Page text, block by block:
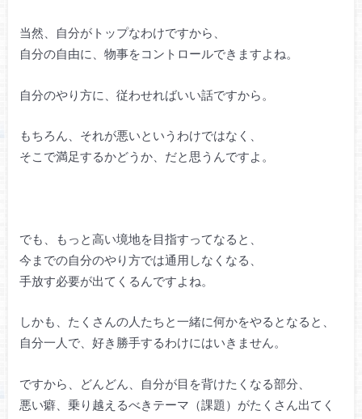
当然、自分がトップなわけですから、
自分の自由に、物事をコントロールできますよね。
自分のやり方に、従わせればいい話ですから。
もちろん、それが悪いというわけではなく、
そこで満足するかどうか、だと思うんですよ。
でも、もっと高い境地を目指すってなると、
今までの自分のやり方では通用しなくなる、
手放す必要が出てくるんですよね。
しかも、たくさんの人たちと一緒に何かをやるとなると、
自分一人で、好き勝手するわけにはいきません。
ですから、どんどん、自分が目を背けたくなる部分、
悪い癖、乗り越えるべきテーマ（課題）がたくさん出てく